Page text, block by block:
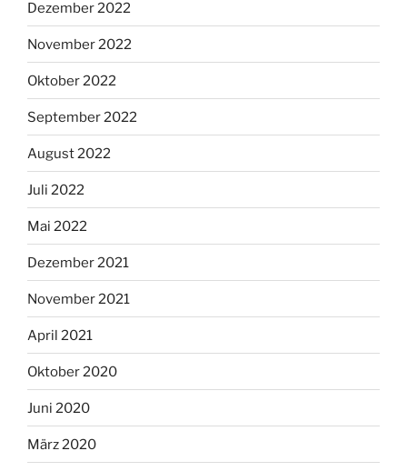
Dezember 2022
November 2022
Oktober 2022
September 2022
August 2022
Juli 2022
Mai 2022
Dezember 2021
November 2021
April 2021
Oktober 2020
Juni 2020
März 2020